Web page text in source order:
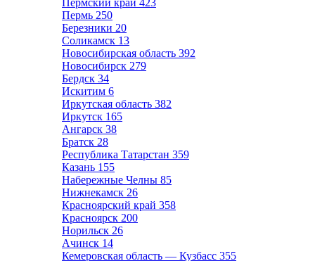
Пермский край 423
Пермь 250
Березники 20
Соликамск 13
Новосибирская область 392
Новосибирск 279
Бердск 34
Искитим 6
Иркутская область 382
Иркутск 165
Ангарск 38
Братск 28
Республика Татарстан 359
Казань 155
Набережные Челны 85
Нижнекамск 26
Красноярский край 358
Красноярск 200
Норильск 26
Ачинск 14
Кемеровская область — Кузбасс 355